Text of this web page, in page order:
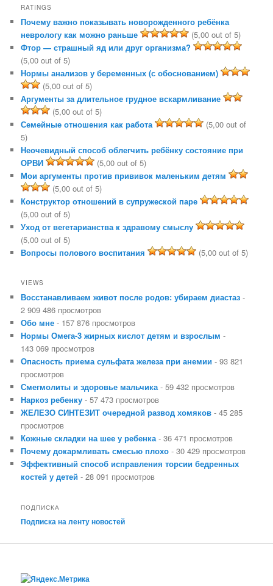
RATINGS
Почему важно показывать новорожденного ребёнка
неврологу как можно раньше
(5,00 out of 5)
Фтор — страшный яд или друг организма?
(5,00 out of 5)
Нормы анализов у беременных (с обоснованием)
(5,00 out of 5)
Аргументы за длительное грудное вскармливание
(5,00 out of 5)
Семейные отношения как работа
(5,00 out of
5)
Неочевидный способ облегчить ребёнку состояние при
ОРВИ
(5,00 out of 5)
Мои аргументы против прививок маленьким детям
(5,00 out of 5)
Конструктор отношений в супружеской паре
(5,00 out of 5)
Уход от вегетарианства к здравому смыслу
(5,00 out of 5)
Вопросы полового воспитания
(5,00 out of 5)
VIEWS
Восстанавливаем живот после родов: убираем диастаз -
2 909 486 просмотров
Обо мне - 157 876 просмотров
Нормы Омега-3 жирных кислот детям и взрослым -
143 069 просмотров
Опасность приема сульфата железа при анемии - 93 821
просмотров
Смегмолиты и здоровье мальчика- 59 432 просмотров
Наркоз ребенку - 57 473 просмотров
ЖЕЛЕЗО СИНТЕЗИТ очередной развод хомяков - 45 285
просмотров
Кожные складки на шее у ребенка- 36 471 просмотров
Почему докармливать смесью плохо - 30 429 просмотров
Эффективный способ исправления торсии бедренных
костей у детей - 28 091 просмотров
ПОДПИСКА
Подписка на ленту новостей